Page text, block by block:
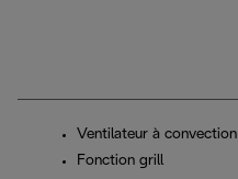
Ventilateur à convection
Fonction grill